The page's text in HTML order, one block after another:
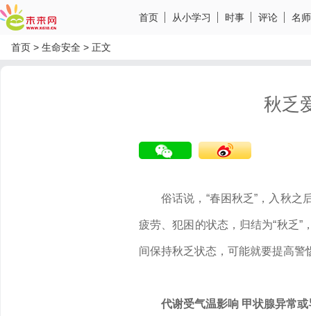
首页 从小学习 时事 评论 名
首页 > 生命安全 > 正文
秋乏
俗话说，“春困秋乏”，入秋
疲劳、犯困的状态，归结为“秋乏
间保持秋乏状态，可能就要提高
代谢受气温影响 甲状腺异常